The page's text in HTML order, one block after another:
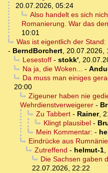
20.07.2026, 05:24
Also handelt es sich
Romanierung. War das
10:01
Was ist eigentlich der
- BerndBorchert, 20.07.2026,
Lesestoff- stokk',
Na ja, die Woken... -
Da muss man einiges
20:00
Zigeuner haben nie
Wehrdienstverweigerer -
Zu Tabbert- Rainer,
Klingt plausibel-
Mein Kommentar: -
Eindrücke aus
Zutreffend - helmut-1,
Die Sachsen gaben
22.07.2026, 22:22